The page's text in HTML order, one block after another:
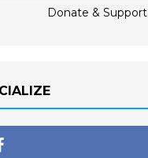
Donate & Support